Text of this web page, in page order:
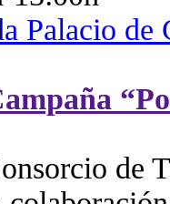
Palacio de
de